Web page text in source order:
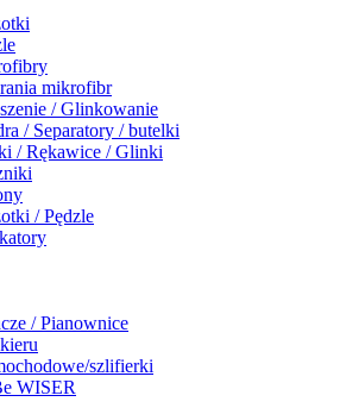
mikrofibr
/ Glinkowanie
/ Separatory / butelki
/ Rękawice / Glinki
/ Pędzle
/ Pianownice
szlifierki
WISER